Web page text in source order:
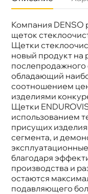
Компания DENSO
щеток
Щетки
новый продукт на
послепродажного
обладающий
соотношением
изделиями
Щетки
использованием
присущих
сегмента, и
лагодаря
производства и
остаются
подавляющего
Бренд
Длина 1, мм
Конструкция
Крепление